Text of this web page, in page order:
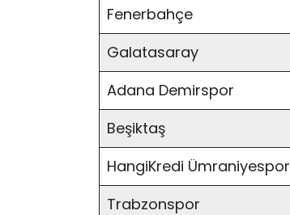
Fenerbahçe
Galatasaray
Adana Demirspor
Beşiktaş
HangiKredi Ümraniyespor
Trabzonspor